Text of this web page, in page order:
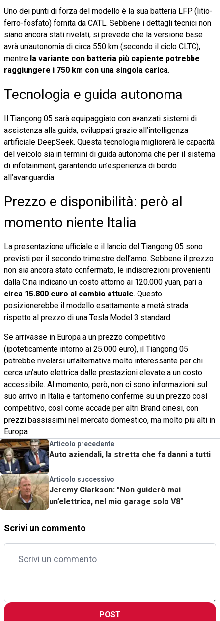
Uno dei punti di forza del modello è la sua batteria LFP (litio-
ferro-fosfato) fornita da CATL. Sebbene i dettagli tecnici non
siano ancora stati rivelati, si prevede che la versione base
avrà un’autonomia di circa 550 km (secondo il ciclo CLTC),
mentre la variante con batteria più capiente potrebbe
raggiungere i 750 km con una singola carica.
Tecnologia e guida autonoma
Il Tiangong 05 sarà equipaggiato con avanzati sistemi di
assistenza alla guida, sviluppati grazie all’intelligenza
artificiale DeepSeek. Questa tecnologia migliorerà le capacità
del veicolo sia in termini di guida autonoma che per il sistema
di infotainment, garantendo un’esperienza di bordo
all’avanguardia.
Prezzo e disponibilità: però al
momento niente Italia
La presentazione ufficiale e il lancio del Tiangong 05 sono
previsti per il secondo trimestre dell’anno. Sebbene il prezzo
non sia ancora stato confermato, le indiscrezioni provenienti
dalla Cina indicano un costo attorno ai 120.000 yuan, pari a
circa 15.800 euro al cambio attuale. Questo
posizionerebbe il modello esattamente a metà strada
rispetto al prezzo di una Tesla Model 3 standard.
Se arrivasse in Europa a un prezzo competitivo
(ipoteticamente intorno ai 25.000 euro), il Tiangong 05
potrebbe rivelarsi un’alternativa molto interessante per chi
cerca un’auto elettrica dalle prestazioni elevate a un costo
accessibile. Al momento, però, non ci sono informazioni sul
suo arrivo in Italia e tantomeno conferme su un prezzo così
competitivo, così come accade per altri Brand cinesi, con
prezzi bassissimi nel mercato domestico, ma molto più alti in
Europa.
Articolo precedente
Auto aziendali, la stretta che fa danni a tutti
Articolo successivo
Jeremy Clarkson: "Non guiderò mai
un’elettrica, nel mio garage solo V8"
Scrivi un commento
POST